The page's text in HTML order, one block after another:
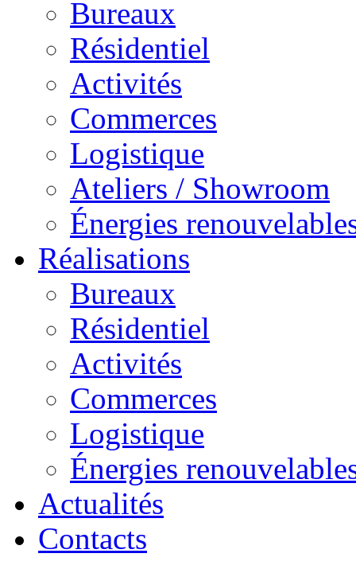
Bureaux
Résidentiel
Activités
Commerces
Logistique
Ateliers / Showroom
Énergies
Réalisations
Bureaux
Résidentiel
Activités
Commerces
Logistique
Énergies
Actualités
Contacts